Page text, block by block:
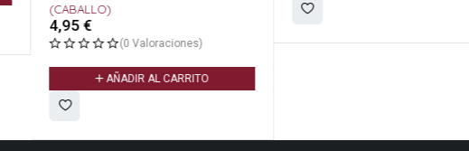
(CABALLO)
(0 Valoraciones)
AÑADIR AL CARRITO